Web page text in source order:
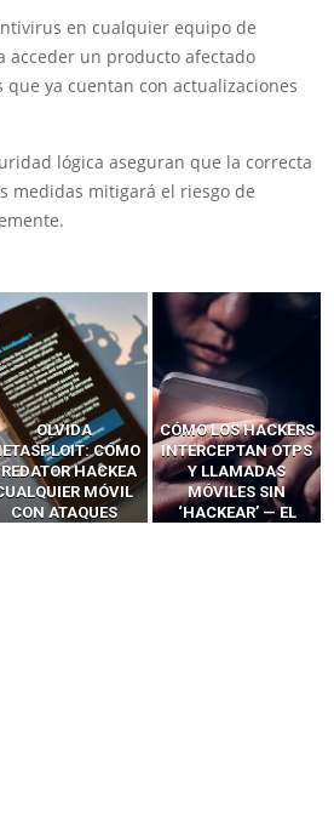
en cualquier equipo de
acceder un producto afectado
ya cuentan con actualizaciones
lógica aseguran que la correcta
medidas mitigará el riesgo de
OLVIDA
CÓMO
HACKEA
MÓVIL
CON ATAQUES
CÓMO LOS HACKERS
INTERCEPTAN OTPS
Y LLAMADAS
MÓVILES SIN
‘HACKEAR’ — EL